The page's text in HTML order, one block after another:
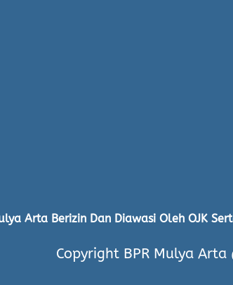
Arta Berizin Dan Diawasi Oleh OJK
Copyright BPR Mulya Arta